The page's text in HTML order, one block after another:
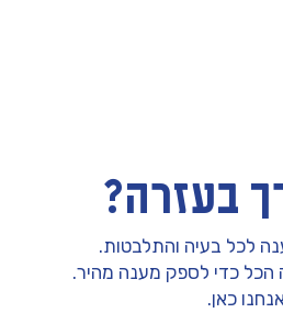
בעזרה?
לכל בעיה והתלבטות.
הכל כדי לספק מענה מהיר.
כאן.